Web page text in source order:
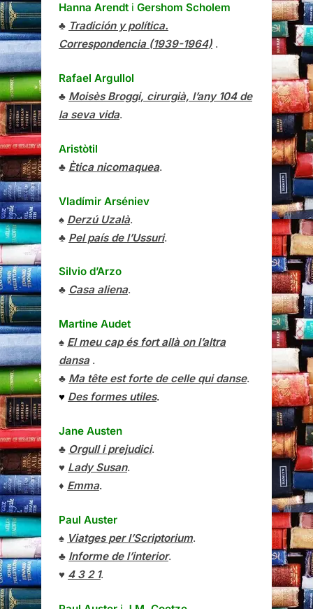
Hanna Arendt i Gershom Scholem
♣ Tradición y política.
Correspondencia (1939-1964) .
Rafael Argullol
♣ Moisès Broggi, cirurgià, l’any 104 de
la seva vida.
Aristòtil
♣ Ètica nicomaquea.
Vladímir Arséniev
♠ Derzú Uzalà.
♣ Pel país de l’Ussuri.
Silvio d’Arzo
♣ Casa aliena.
Martine Audet
♠ El meu cap és fort allà on l’altra
dansa.
♣ Ma tête est forte de celle qui danse.
♥ Des formes utiles.
Jane Austen
♣ Orgull i prejudici.
♥ Lady Susan.
♦ Emma.
Paul Auster
♠ Viatges per l’Scriptorium.
♣ Informe de l’interior.
♥ 4 3 2 1.